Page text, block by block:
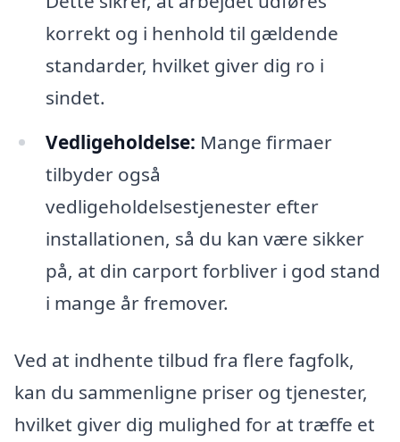
korrekt og i henhold til gældende
standarder, hvilket giver dig ro i
sindet.
Vedligeholdelse: Mange firmaer
tilbyder også
vedligeholdelsestjenester efter
installationen, så du kan være sikker
på, at din carport forbliver i god stand
i mange år fremover.
Ved at indhente tilbud fra flere fagfolk,
kan du sammenligne priser og tjenester,
hvilket giver dig mulighed for at træffe et